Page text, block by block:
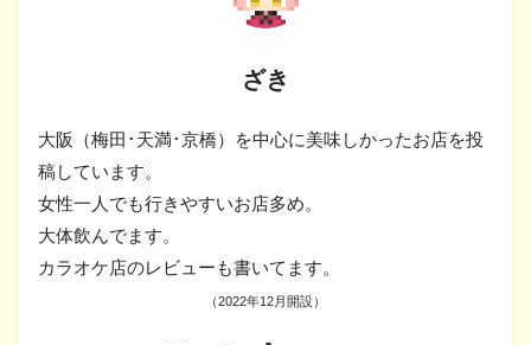
ざき
大阪（梅田･天満･京橋）を中心に美味しかったお店を投
稿しています。
女性一人でも行きやすいお店多め。
大体飲んでます。
カラオケ店のレビューも書いてます。
（2022年12月開設）